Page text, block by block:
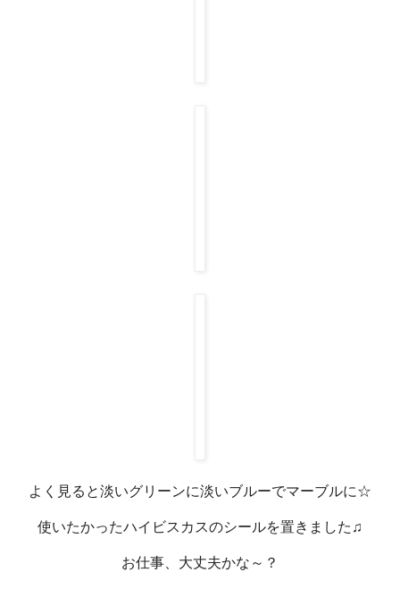
よく見ると淡いグリーンに淡いブルーでマーブルに☆
使いたかったハイビスカスのシールを置きました♫
お仕事、大丈夫かな～？